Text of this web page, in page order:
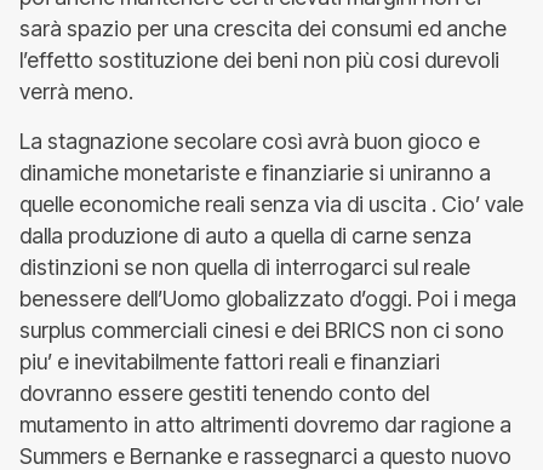
sarà spazio per una crescita dei consumi ed anche
l’effetto sostituzione dei beni non più cosi durevoli
verrà meno.
La stagnazione secolare così avrà buon gioco e
dinamiche monetariste e finanziarie si uniranno a
quelle economiche reali senza via di uscita . Cio’ vale
dalla produzione di auto a quella di carne senza
distinzioni se non quella di interrogarci sul reale
benessere dell’Uomo globalizzato d’oggi. Poi i mega
surplus commerciali cinesi e dei BRICS non ci sono
piu’ e inevitabilmente fattori reali e finanziari
dovranno essere gestiti tenendo conto del
mutamento in atto altrimenti dovremo dar ragione a
Summers e Bernanke e rassegnarci a questo nuovo